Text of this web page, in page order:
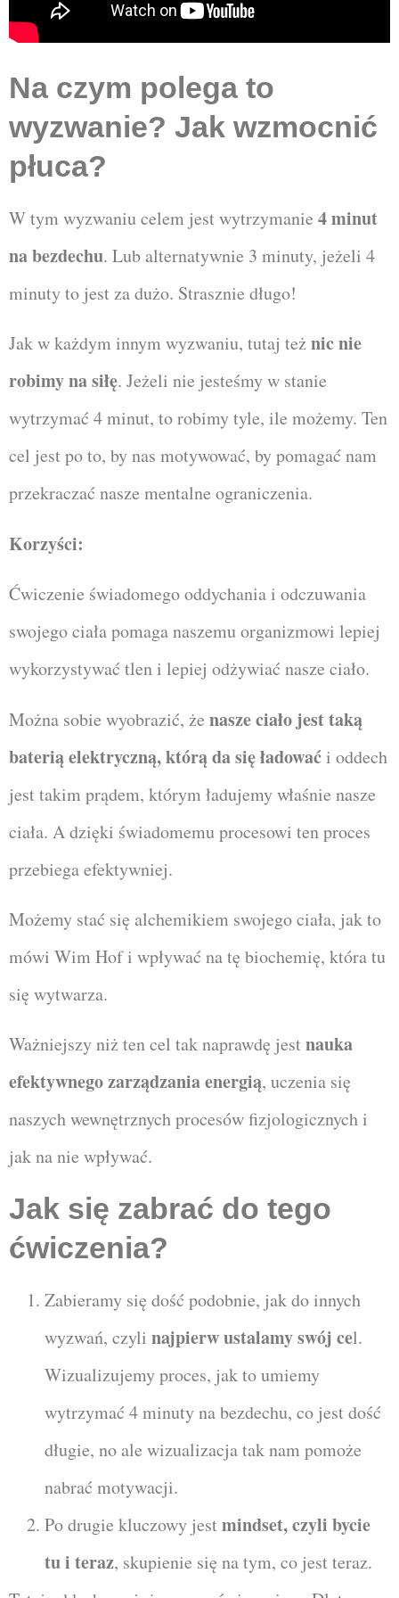
Na czym polega to
wyzwanie? Jak wzmocnić
płuca?
W tym wyzwaniu celem jest wytrzymanie 4 minut
na bezdechu. Lub alternatywnie 3 minuty, jeżeli 4
minuty to jest za dużo. Strasznie długo!
Jak w każdym innym wyzwaniu, tutaj teżnic nie
robimy na siłę. Jeżeli nie jesteśmy w stanie
wytrzymać 4 minut, to robimy tyle, ile możemy. Ten
cel jest po to, by nas motywować, by pomagać nam
przekraczać nasze mentalne ograniczenia.
Korzyści:
Ćwiczenie świadomego oddychania i odczuwania
swojego ciała pomaga naszemu organizmowi lepiej
wykorzystywać tlen i lepiej odżywiać nasze ciało.
Można sobie wyobrazić, że nasze ciało jest taką
baterią elektryczną, którą da się ładowaći oddech
jest takim prądem, którym ładujemy właśnie nasze
ciała. A dzięki świadomemu procesowi ten proces
przebiega efektywniej.
Możemy stać się alchemikiem swojego ciała, jak to
mówi Wim Hof i wpływać na tę biochemię, która tu
się wytwarza.
Ważniejszy niż ten cel tak naprawdę jestnauka
efektywnego zarządzania energią, uczenia się
naszych wewnętrznych procesów fizjologicznych i
jak na nie wpływać.
Jak się zabrać do tego
ćwiczenia?
Zabieramy się dość podobnie, jak do innych
wyzwań, czyli najpierw ustalamy swój cel.
Wizualizujemy proces, jak to umiemy
wytrzymać 4 minuty na bezdechu, co jest dość
długie, no ale wizualizacja tak nam pomoże
nabrać motywacji.
Po drugie kluczowy jestmindset, czyli bycie
tu i teraz, skupienie się na tym, co jest teraz.